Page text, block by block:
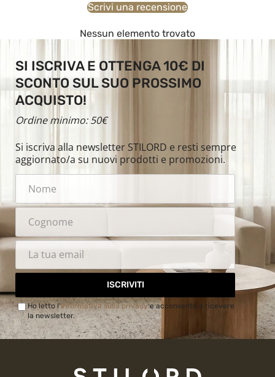
Scrivi una recensione
Nessun elemento trovato
SI ISCRIVA E OTTENGA 10€ DI
SCONTO SUL SUO PROSSIMO
ACQUISTO!
Ordine minimo: 50€
Si iscriva alla newsletter STILORD e resti sempre
aggiornato/a su nuovi prodotti e promozioni.
ISCRIVITI
Ho letto l'Informativa sulla privacye acconsento a ricevere
la newsletter.